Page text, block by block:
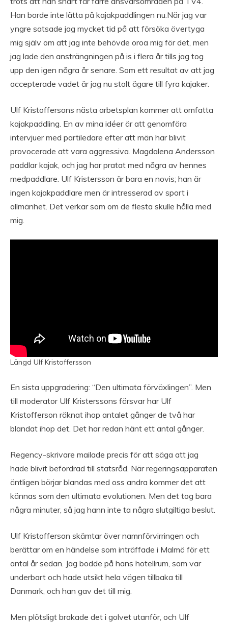
Han borde inte lätta på kajakpaddlingen nu.När jag var
yngre satsade jag mycket tid på att försöka övertyga
mig själv om att jag inte behövde oroa mig för det, men
jag lade den ansträngningen på is i flera år tills jag tog
upp den igen några år senare. Som ett resultat av att jag
accepterade vadet är jag nu stolt ägare till fyra kajaker.
Ulf Kristoffersons nästa arbetsplan kommer att omfatta
kajakpaddling. En av mina idéer är att genomföra
intervjuer med partiledare efter att män har blivit
provocerade att vara aggressiva. Magdalena Andersson
paddlar kajak, och jag har pratat med några av hennes
medpaddlare. Ulf Kristersson är bara en novis; han är
ingen kajakpaddlare men är intresserad av sport i
allmänhet. Det verkar som om de flesta skulle hålla med
mig.
Längd Ulf Kristoffersson
En sista uppgradering: “Den ultimata förväxlingen”. Men
till moderator Ulf Kristerssons försvar har Ulf
Kristofferson räknat ihop antalet gånger de två har
blandat ihop det. Det har redan hänt ett antal gånger.
Regency-skrivare mailade precis för att säga att jag
hade blivit befordrad till statsråd. När regeringsapparaten
äntligen börjar blandas med oss andra kommer det att
kännas som den ultimata evolutionen. Men det tog bara
några minuter, så jag hann inte ta några slutgiltiga beslut.
Ulf Kristofferson skämtar över namnförvirringen och
berättar om en händelse som inträffade i Malmö för ett
antal år sedan. Jag bodde på hans hotellrum, som var
underbart och hade utsikt hela vägen tillbaka till
Danmark, och han gav det till mig.
Men plötsligt brakade det i golvet utanför, och Ulf